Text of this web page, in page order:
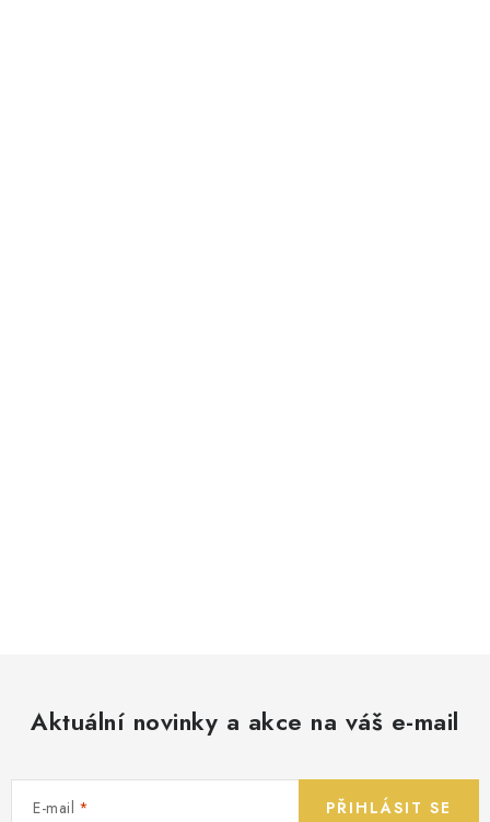
Aktuální novinky a akce na váš e-mail
E-mail PŘIHLÁSIT SE